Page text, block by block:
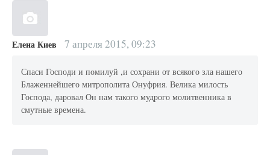
Елена Киев 7 апреля 2015, 09:23
Спаси Господи и помилуй ,и сохрани от всякого зла нашего
Блаженнейшего митрополита Онуфрия. Велика милость
Господа, даровал Он нам такого мудрого молитвенника в
смутные времена.